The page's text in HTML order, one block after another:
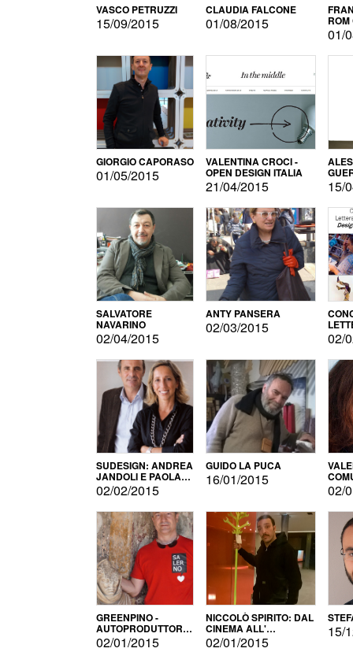
VASCO PETRUZZI
15/09/2015
CLAUDIA FALCONE
01/08/2015
01/
GIORGIO CAPORASO
01/05/2015
VALENTINA CROCI -
OPEN DESIGN ITALIA
21/04/2015 15/
SALVATORE
NAVARINO
02/04/2015
ANTY PANSERA
02/03/2015
02/
SUDESIGN: ANDREA
JANDOLI E PAOLA
PISAPIA
02/02/2015
GUIDO LA PUCA
16/01/2015
02/
GREENPINO -
AUTOPRODUTTORE
PER AMORE
02/01/2015
NICCOLÒ SPIRITO: DAL
CINEMA ALL'
AUTOPRODUZIONE
02/01/2015
15/